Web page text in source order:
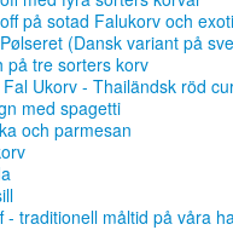
på sotad Falukorv och
(Dansk variant på
på tre sorters korv
Ukorv - Thailändsk röd
med spagetti
och parmesan
- traditionell måltid på våra